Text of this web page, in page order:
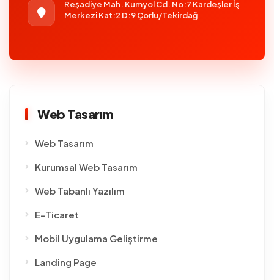
Reşadiye Mah. Kumyol Cd. No:7 Kardeşler İş
Merkezi Kat:2 D:9 Çorlu/Tekirdağ
Web Tasarım
Web Tasarım
Kurumsal Web Tasarım
Web Tabanlı Yazılım
E-Ticaret
Mobil Uygulama Geliştirme
Landing Page